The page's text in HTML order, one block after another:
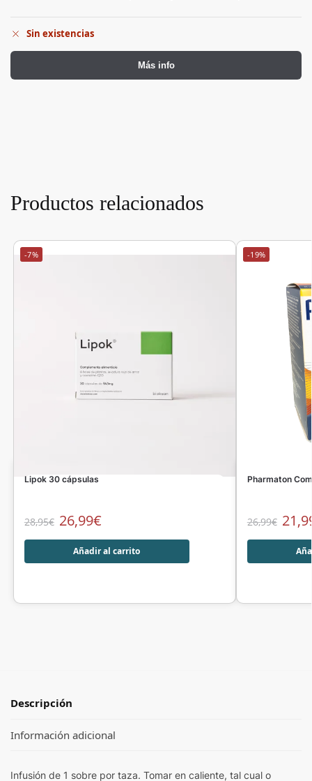
Sin existencias
Más info
Productos relacionados
-7%
Lipok 30 cápsulas
28,95€ 26,99€
Añadir al carrito
-19%
Pharmaton
26,99€
Descripción
Información adicional
Infusión de 1 sobre por taza. Tomar en caliente, tal cual o